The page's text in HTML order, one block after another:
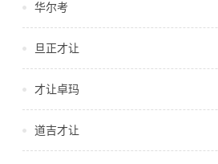
华尔考
旦正才让
才让卓玛
道吉才让